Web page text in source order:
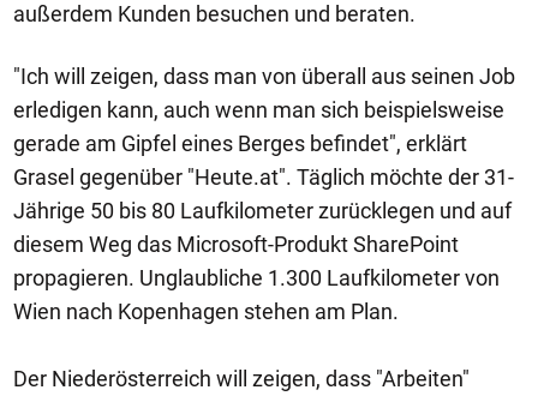
außerdem Kunden besuchen und beraten.
"Ich will zeigen, dass man von überall aus seinen Job
erledigen kann, auch wenn man sich beispielsweise
gerade am Gipfel eines Berges befindet", erklärt
Grasel gegenüber "Heute.at". Täglich möchte der 31-
Jährige 50 bis 80 Laufkilometer zurücklegen und auf
diesem Weg das Microsoft-Produkt SharePoint
propagieren. Unglaubliche 1.300 Laufkilometer von
Wien nach Kopenhagen stehen am Plan.
Der Niederösterreich will zeigen, dass "Arbeiten"